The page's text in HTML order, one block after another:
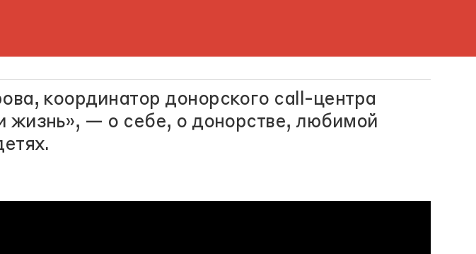
координатор донорского call-центра
жизнь», — о себе, о донорстве, любимой